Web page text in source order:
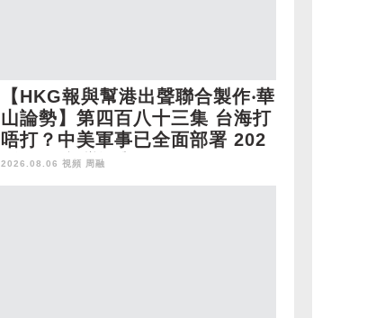
【HKG報與幫港出聲聯合製作‧華
山論勢】第四百八十三集 台海打
唔打？中美軍事已全面部署 202
8年1月台灣選舉是臨界點？
2026.08.06 視頻 周融